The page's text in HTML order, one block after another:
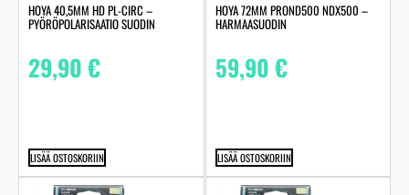
HOYA 40,5MM HD PL-CIRC –
PYÖRÖPOLARISAATIO SUODIN
29,90€
LISÄÄ OSTOSKORIIN
HOYA 72MM PROND500 NDX500 –
HARMAASUODIN
59,90€
LISÄÄ OSTOSKORIIN